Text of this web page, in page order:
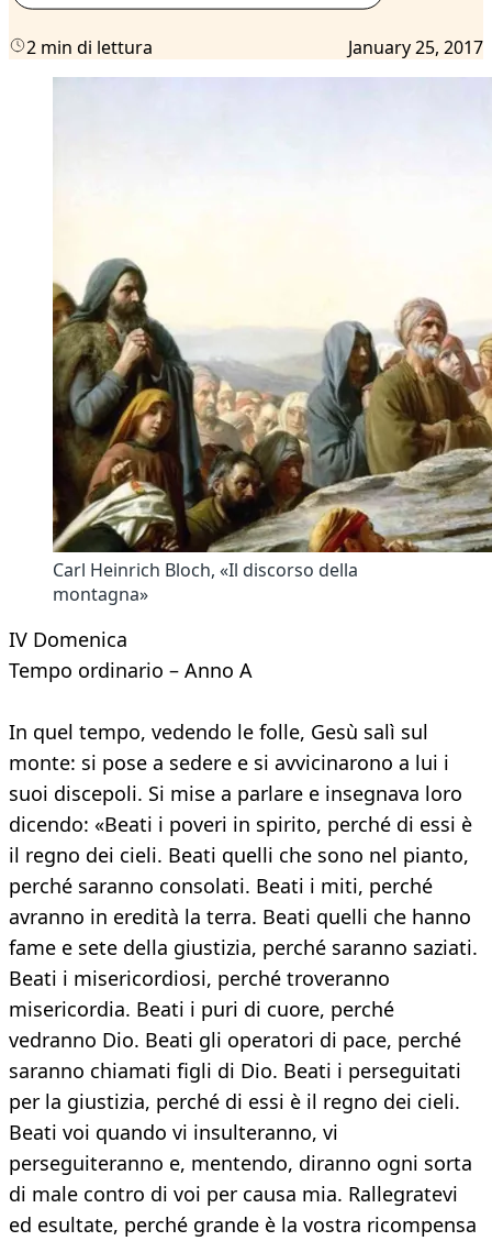
2 min di lettura January 25, 2017
Carl Heinrich Bloch, «Il discorso della
montagna»
IV Domenica
Tempo ordinario – Anno A
In quel tempo, vedendo le folle, Gesù salì sul
monte: si pose a sedere e si avvicinarono a lui i
suoi discepoli. Si mise a parlare e insegnava loro
dicendo: «Beati i poveri in spirito, perché di essi è
il regno dei cieli. Beati quelli che sono nel pianto,
perché saranno consolati. Beati i miti, perché
avranno in eredità la terra. Beati quelli che hanno
fame e sete della giustizia, perché saranno saziati.
Beati i misericordiosi, perché troveranno
misericordia. Beati i puri di cuore, perché
vedranno Dio. Beati gli operatori di pace, perché
saranno chiamati figli di Dio. Beati i perseguitati
per la giustizia, perché di essi è il regno dei cieli.
Beati voi quando vi insulteranno, vi
perseguiteranno e, mentendo, diranno ogni sorta
di male contro di voi per causa mia. Rallegratevi
ed esultate, perché grande è la vostra ricompensa